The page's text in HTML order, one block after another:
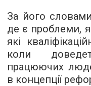
За його
де є проблеми,
які
коли
працюючих
в концепції